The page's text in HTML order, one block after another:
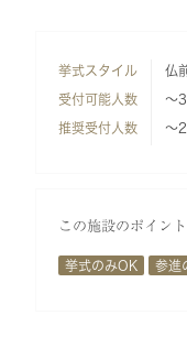
挙式スタイル 仏
受付可能人数 ～
推奨受付人数 ～
この施設のポイント
挙式のみOK 参進